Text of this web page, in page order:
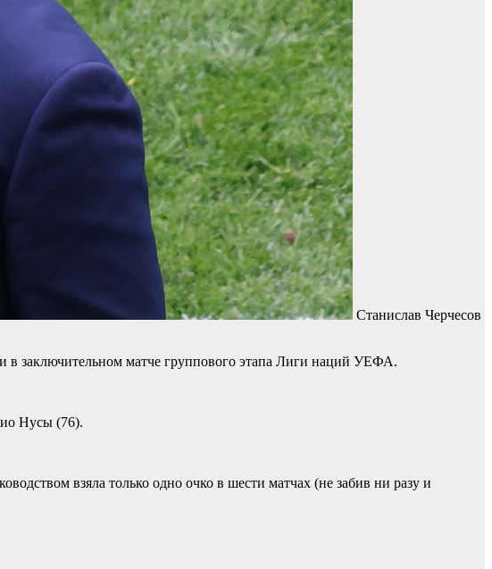
Станислав Черчесов
в заключительном матче группового этапа Лиги наций УЕФА.
Нусы (76).
взяла только одно очко в шести матчах (не забив ни разу и